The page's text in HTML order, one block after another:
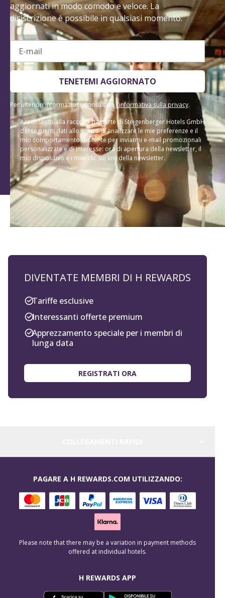
aggiornati in modo comodo e veloce. La
disiscrizione è possibile in qualsiasi momento.
E-mail
TENETEMI AGGIORNATO
Per ulteriori informazioni, consultarel'informativa sulla privacy.
Acconsento alla raccolta da parte di Steigenberger Hotels GmbH
dei seguenti dati allo scopo di analizzare le mie preferenze e il
mio comportamento di utente per inviarmi e-mail promozionali
personalizzate e di interesse: ora di apertura della newsletter, il
mio dispositivo e i miei clic sui link della newsletter.
DIVENTATE MEMBRI DI H REWARDS
Tariffe esclusive
Interessanti offerte premium
Apprezzamento speciale per i membri di
lunga data
REGISTRATI ORA
H REWARDS APP
PAGARE A H REWARDS.COM UTILIZZANDO:
Please note that there may be a variation in payment methods
offered at individual hotels.